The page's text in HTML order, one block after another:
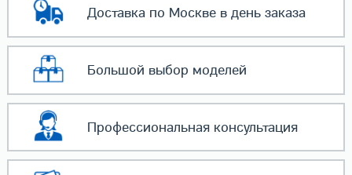
Доставка по Москвев день заказа
Большой выбор моделей
Профессиональнаяконсультация